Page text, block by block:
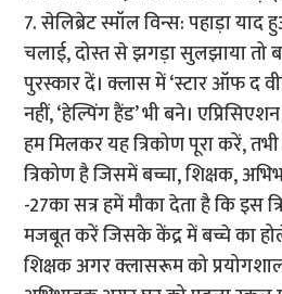
7. सेलिब्रेट स्मॉल विन्स: पहाड़ा
चलाई, दोस्त से झगड़ा सुलझाया तो
पुरस्कार दें। क्लास में ‘स्टार ऑफ द
नहीं, ‘हेल्पिंग हैंड’ भी बने।
हम मिलकर यह त्रिकोण पूरा करें, तभी
त्रिकोण है जिसमें बच्चा, शिक्षक,
-27का सत्र हमें मौका देता है कि इस
मजबूत करें जिसके केंद्र में बच्चे का
शिक्षक अगर क्लासरूम को